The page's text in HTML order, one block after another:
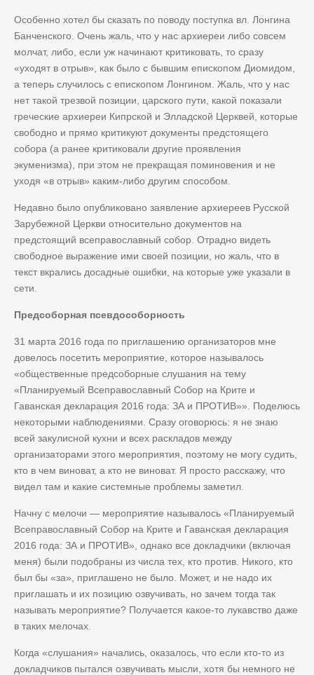
Особенно хотел бы сказать по поводу поступка вл. Лонгина
Банченского. Очень жаль, что у нас архиереи либо совсем
молчат, либо, если уж начинают критиковать, то сразу
«уходят в отрыв», как было с бывшим епископом Диомидом,
а теперь случилось с епископом Лонгином. Жаль, что у нас
нет такой трезвой позиции, царского пути, какой показали
греческие архиереи Кипрской и Элладской Церквей, которые
свободно и прямо критикуют документы предстоящего
собора (а ранее критиковали другие проявления
экуменизма), при этом не прекращая поминовения и не
уходя «в отрыв» каким-либо другим способом.
Недавно было опубликовано заявление архиереев Русской
Зарубежной Церкви относительно документов на
предстоящий всеправославный собор. Отрадно видеть
свободное выражение ими своей позиции, но жаль, что в
текст вкрались досадные ошибки, на которые уже указали в
сети.
Предсоборная псевдособорность
31 марта 2016 года по приглашению организаторов мне
довелось посетить мероприятие, которое называлось
«общественные предсоборные слушания на тему
«Планируемый Всеправославный Собор на Крите и
Гаванская декларация 2016 года: ЗА и ПРОТИВ»». Поделюсь
некоторыми наблюдениями. Сразу оговорюсь: я не знаю
всей закулисной кухни и всех раскладов между
организаторами этого мероприятия, поэтому не могу судить,
кто в чем виноват, а кто не виноват. Я просто расскажу, что
видел там и какие системные проблемы заметил.
Начну с мелочи — мероприятие называлось «Планируемый
Всеправославный Собор на Крите и Гаванская декларация
2016 года: ЗА и ПРОТИВ», однако все докладчики (включая
меня) были подобраны из числа тех, кто против. Никого, кто
был бы «за», приглашено не было. Может, и не надо их
приглашать и их позицию озвучивать, но зачем тогда так
называть мероприятие? Получается какое-то лукавство даже
в таких мелочах.
Когда «слушания» начались, оказалось, что если кто-то из
докладчиков пытался озвучивать мысли, хотя бы немного не